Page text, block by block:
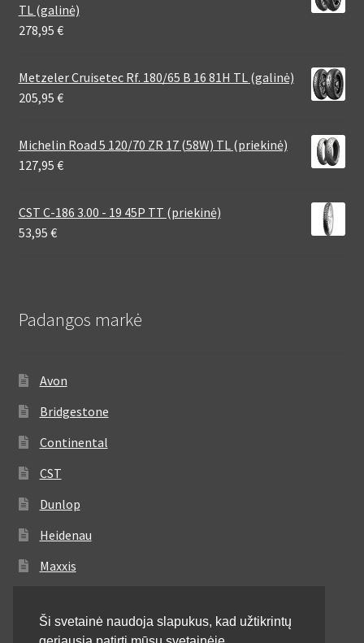
TL (galinė)
278,95 €
Metzeler Cruisetec Rf. 180/65 B 16 81H TL (galinė)
205,95 €
Michelin Road 5 120/70 ZR 17 (58W) TL (priekinė)
127,95 €
CST C-186 3.00 - 19 45P TT (priekinė)
53,95 €
Padangos markė
Avon
Bridgestone
Continental
CST
Dunlop
Heidenau
Maxxis
Michelin
Ši svetainė naudoja slapukus, kad užtikrintų